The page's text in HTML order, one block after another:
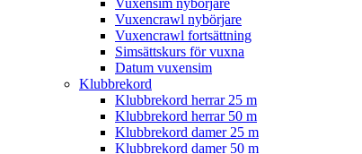
Vuxensim nybörjare
Vuxencrawl nybörjare
Vuxencrawl fortsättning
Simsättskurs för vuxna
Datum vuxensim
Klubbrekord
Klubbrekord herrar 25 m
Klubbrekord herrar 50 m
Klubbrekord damer 25 m
Klubbrekord damer 50 m